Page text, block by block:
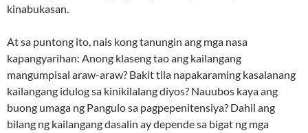
kinabukasan.
At sa puntong ito, nais kong tanungin ang mga nasa
kapangyarihan: Anong klaseng tao ang kailangang
mangumpisal araw-araw? Bakit tila napakaraming kasalanang
kailangang idulog sa kinikilalang diyos? Nauubos kaya ang
buong umaga ng Pangulo sa pagpepenitensiya? Dahil ang
bilang ng kailangang dasalin ay depende sa bigat ng mga